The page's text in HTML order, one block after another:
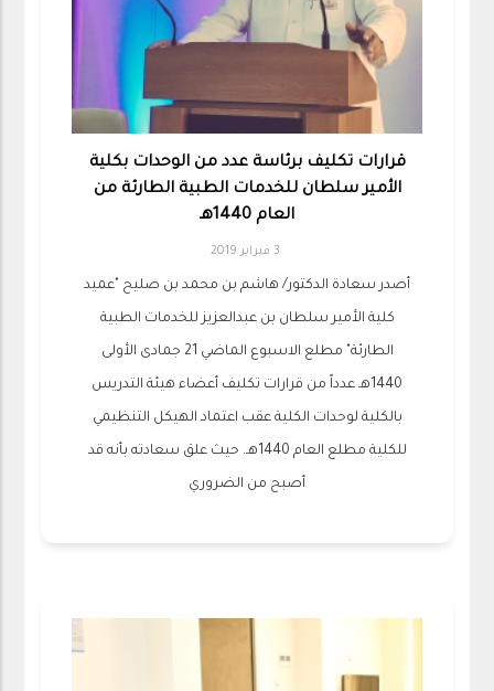
قرارات تكليف برئاسة عدد من الوحدات بكلية
الأمير سلطان للخدمات الطبية الطارئة من
العام 1440هـ
3 فبراير 2019
أصدر سعادة الدكتور/ هاشم بن محمد بن صليح "عميد
كلية الأمير سلطان بن عبدالعزيز للخدمات الطبية
الطارئة" مطلع الاسبوع الماضي 21 جمادى الأولى
1440هـ عدداً من قرارات تكليف أعضاء هيئة التدريس
بالكلية لوحدات الكلية عقب اعتماد الهيكل التنظيمي
للكلية مطلع العام 1440هـ. حيث علق سعادته بأنه قد
أصبح من الضروري